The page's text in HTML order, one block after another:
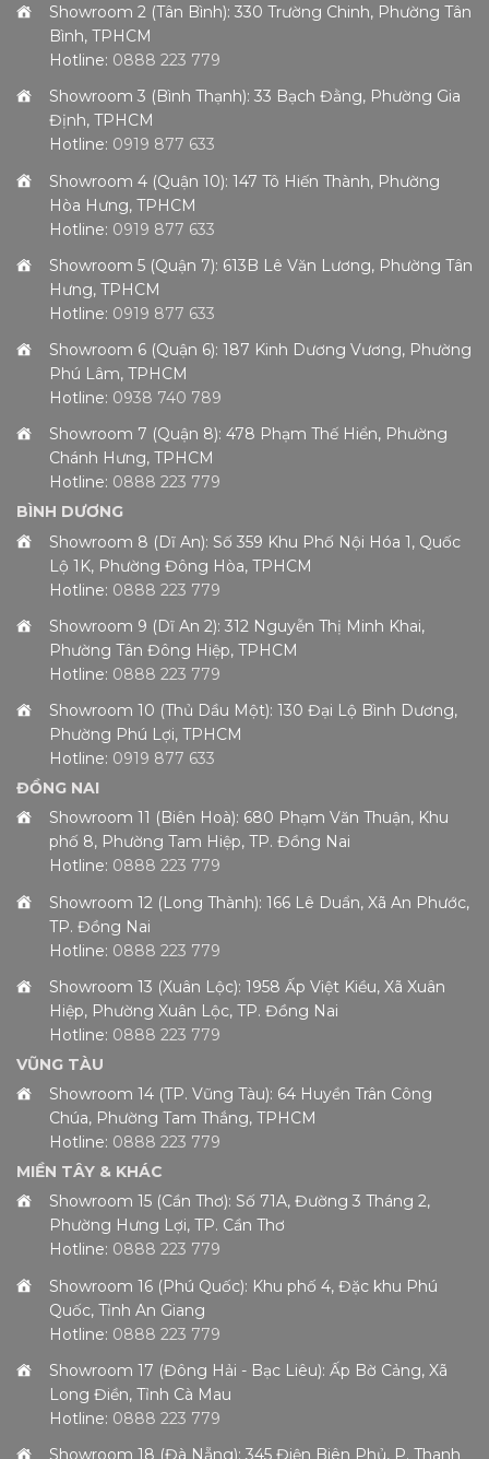
Showroom 2 (Tân Bình): 330 Trường Chinh, Phường Tân
Bình, TPHCM
Hotline: 0888 223 779
Showroom 3 (Bình Thạnh): 33 Bạch Đằng, Phường Gia
Định, TPHCM
Hotline: 0919 877 633
Showroom 4 (Quận 10): 147 Tô Hiến Thành, Phường
Hòa Hưng, TPHCM
Hotline: 0919 877 633
Showroom 5 (Quận 7): 613B Lê Văn Lương, Phường Tân
Hưng, TPHCM
Hotline: 0919 877 633
Showroom 6 (Quận 6): 187 Kinh Dương Vương, Phường
Phú Lâm, TPHCM
Hotline: 0938 740 789
Showroom 7 (Quận 8): 478 Phạm Thế Hiển, Phường
Chánh Hưng, TPHCM
Hotline: 0888 223 779
BÌNH DƯƠNG
Showroom 8 (Dĩ An): Số 359 Khu Phố Nội Hóa 1, Quốc
Lộ 1K, Phường Đông Hòa, TPHCM
Hotline: 0888 223 779
Showroom 9 (Dĩ An 2): 312 Nguyễn Thị Minh Khai,
Phường Tân Đông Hiệp, TPHCM
Hotline: 0888 223 779
Showroom 10 (Thủ Dầu Một): 130 Đại Lộ Bình Dương,
Phường Phú Lợi, TPHCM
Hotline: 0919 877 633
ĐỒNG NAI
Showroom 11 (Biên Hoà): 680 Phạm Văn Thuận, Khu
phố 8, Phường Tam Hiệp, TP. Đồng Nai
Hotline: 0888 223 779
Showroom 12 (Long Thành): 166 Lê Duẩn, Xã An Phước,
TP. Đồng Nai
Hotline: 0888 223 779
Showroom 13 (Xuân Lộc): 1958 Ấp Việt Kiều, Xã Xuân
Hiệp, Phường Xuân Lộc, TP. Đồng Nai
Hotline: 0888 223 779
VŨNG TÀU
Showroom 14 (TP. Vũng Tàu): 64 Huyền Trân Công
Chúa, Phường Tam Thắng, TPHCM
Hotline: 0888 223 779
MIỀN TÂY & KHÁC
Showroom 15 (Cần Thơ): Số 71A, Đường 3 Tháng 2,
Phường Hưng Lợi, TP. Cần Thơ
Hotline: 0888 223 779
Showroom 16 (Phú Quốc): Khu phố 4, Đặc khu Phú
Quốc, Tỉnh An Giang
Hotline: 0888 223 779
Showroom 17 (Đông Hải - Bạc Liêu): Ấp Bờ Cảng, Xã
Long Điền, Tỉnh Cà Mau
Hotline: 0888 223 779
Showroom 18 (Đà Nẵng): 345 Điện Biên Phủ, P. Thanh